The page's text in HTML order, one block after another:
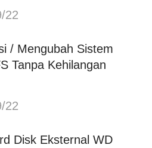
22
/ Mengubah Sistem
Tanpa Kehilangan
22
Disk Eksternal WD